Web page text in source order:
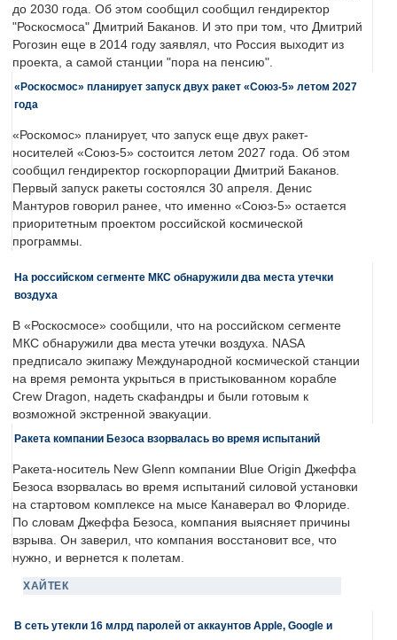
до 2030 года. Об этом сообщил сообщил гендиректор
"Роскосмоса" Дмитрий Баканов. И это при том, что Дмитрий
Рогозин еще в 2014 году заявлял, что Россия выходит из
проекта, а самой станции "пора на пенсию".
«Роскосмос» планирует запуск двух ракет «Союз-5» летом 2027
года
«Роскомос» планирует, что запуск еще двух ракет-
носителей «Союз-5» состоится летом 2027 года. Об этом
сообщил гендиректор госкорпорации Дмитрий Баканов.
Первый запуск ракеты состоялся 30 апреля. Денис
Мантуров говорил ранее, что именно «Союз-5» остается
приоритетным проектом российской космической
программы.
На российском сегменте МКС обнаружили два места утечки
воздуха
В «Роскосмосе» сообщили, что на российском сегменте
МКС обнаружили два места утечки воздуха. NASA
предписало экипажу Международной космической станции
на время ремонта укрыться в пристыкованном корабле
Crew Dragon, надеть скафандры и были готовым к
возможной экстренной эвакуации.
Ракета компании Безоса взорвалась во время испытаний
Ракета-носитель New Glenn компании Blue Origin Джеффа
Безоса взорвалась во время испытаний силовой установки
на стартовом комплексе на мысе Канаверал во Флориде.
По словам Джеффа Безоса, компания выясняет причины
взрыва. Он заверил, что компания восстановит все, что
нужно, и вернется к полетам.
ХАЙТЕК
В сеть утекли 16 млрд паролей от аккаунтов Apple, Google и